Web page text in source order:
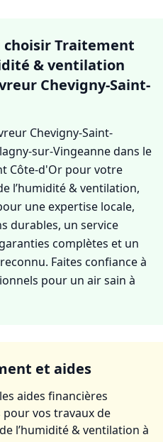
choisir Traitement
& ventilation
Chevigny-Saint-
Chevigny-Saint-
sur-Vingeanne dans le
Côte-d'Or pour votre
l’humidité & ventilation,
une expertise locale,
durables, un service
complètes et un
Faites confiance à
pour un air sain à
et aides
aides financières
vos travaux de
l’humidité & ventilation à